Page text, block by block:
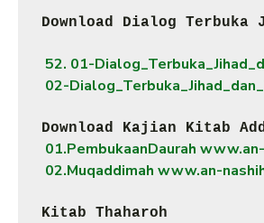
Download Dialog
52. 01-
02-
Download Kajian Kitab
01.PembukaanDaurah
02.Muqaddimah www.an-
Kitab Thaharoh